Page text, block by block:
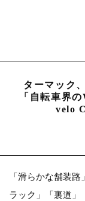
ターマック
「自転車界
velo
「滑らかな舗装
ラック」「裏道」